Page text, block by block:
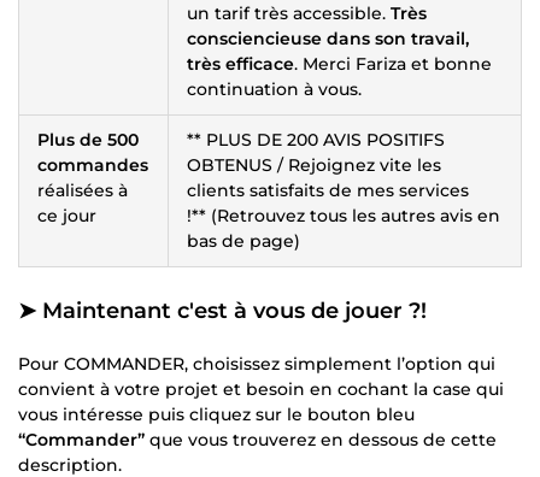
un tarif très accessible. Très
consciencieuse dans son travail,
très efficace. Merci Fariza et bonne
continuation à vous.
Plus de 500
commandes
réalisées à
ce jour
** PLUS DE 200 AVIS POSITIFS
OBTENUS / Rejoignez vite les
clients satisfaits de mes services
!** (Retrouvez tous les autres avis en
bas de page)
➤ Maintenant c'est à vous de jouer ?!
Pour COMMANDER, choisissez simplement l’option qui
convient à votre projet et besoin en cochant la case qui
vous intéresse puis cliquez sur le bouton bleu
“Commander” que vous trouverez en dessous de cette
description.